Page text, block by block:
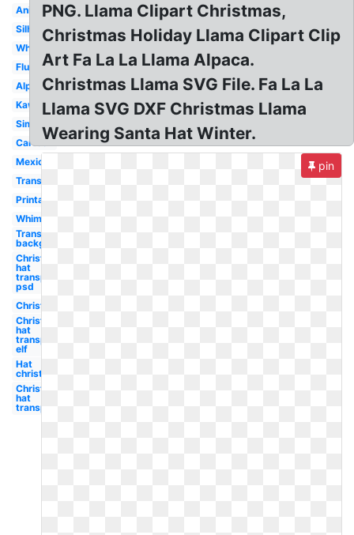
Animated
Silhouette
White
Fluffy
Alpaca
Kawaii
Simple
Cartoon
Mexican
Transparent
Printable
Whimsical
Transparent
background
Christmas
hat
transparent
psd
Christmas
Christmas
hat
transparent
elf
Hat
christmas
Christmas
hat
transparent
PNG. Llama Clipart Christmas,
Christmas Holiday Llama Clipart Clip
Art Fa La La Llama Alpaca.
Christmas Llama SVG File. Fa La La
Llama SVG DXF Christmas Llama
Wearing Santa Hat Winter.
pin